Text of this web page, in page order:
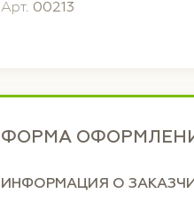
Арт. 00213
ФОРМА
ИНФОРМАЦИЯ О